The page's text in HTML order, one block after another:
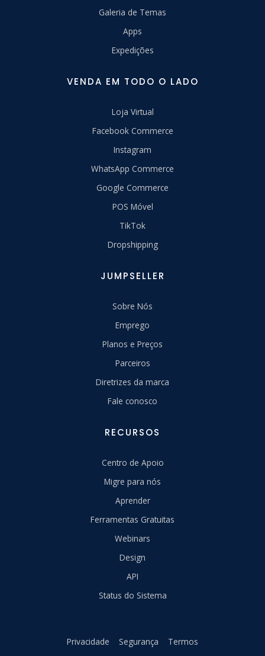
Galeria de Temas
Apps
Expedições
VENDA EM TODO O LADO
Loja Virtual
Facebook Commerce
Instagram
WhatsApp Commerce
Google Commerce
POS Móvel
TikTok
Dropshipping
JUMPSELLER
Sobre Nós
Emprego
Planos e Preços
Parceiros
Diretrizes da marca
Fale conosco
RECURSOS
Centro de Apoio
Migre para nós
Aprender
Ferramentas Gratuitas
Webinars
Design
API
Status do Sistema
Privacidade Segurança Termos